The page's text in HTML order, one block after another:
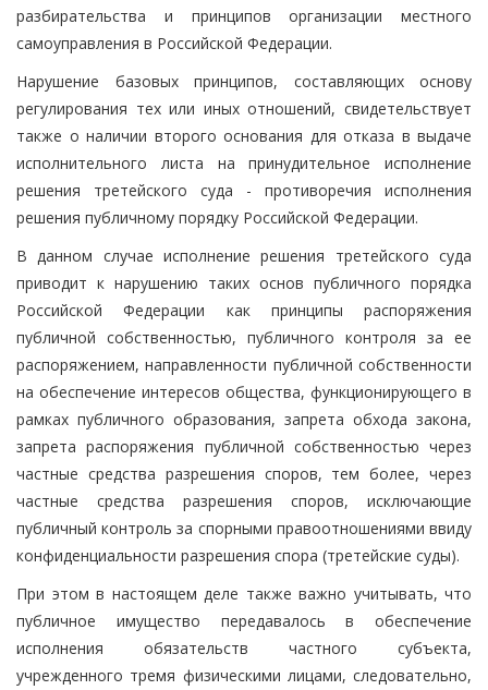
разбирательства и принципов организации местного
самоуправления в Российской Федерации.
Нарушение базовых принципов, составляющих основу
регулирования тех или иных отношений, свидетельствует
также о наличии второго основания для отказа в выдаче
исполнительного листа на принудительное исполнение
решения третейского суда - противоречия исполнения
решения публичному порядку Российской Федерации.
В данном случае исполнение решения третейского суда
приводит к нарушению таких основ публичного порядка
Российской Федерации как принципы распоряжения
публичной собственностью, публичного контроля за ее
распоряжением, направленности публичной собственности
на обеспечение интересов общества, функционирующего в
рамках публичного образования, запрета обхода закона,
запрета распоряжения публичной собственностью через
частные средства разрешения споров, тем более, через
частные средства разрешения споров, исключающие
публичный контроль за спорными правоотношениями ввиду
конфиденциальности разрешения спора (третейские суды).
При этом в настоящем деле также важно учитывать, что
публичное имущество передавалось в обеспечение
исполнения обязательств частного субъекта,
учрежденного тремя физическими лицами, следовательно,